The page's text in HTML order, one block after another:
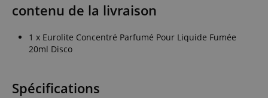
contenu de la livraison
1 x Eurolite Concentré Parfumé Pour Liquide Fumée
20ml Disco
Spécifications